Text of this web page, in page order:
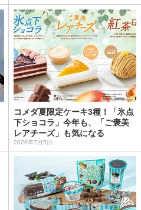
コメダ夏限定ケーキ3種！「氷点
下ショコラ」今年も、「ご褒美
レアチーズ」も気になる
2026年7月5日